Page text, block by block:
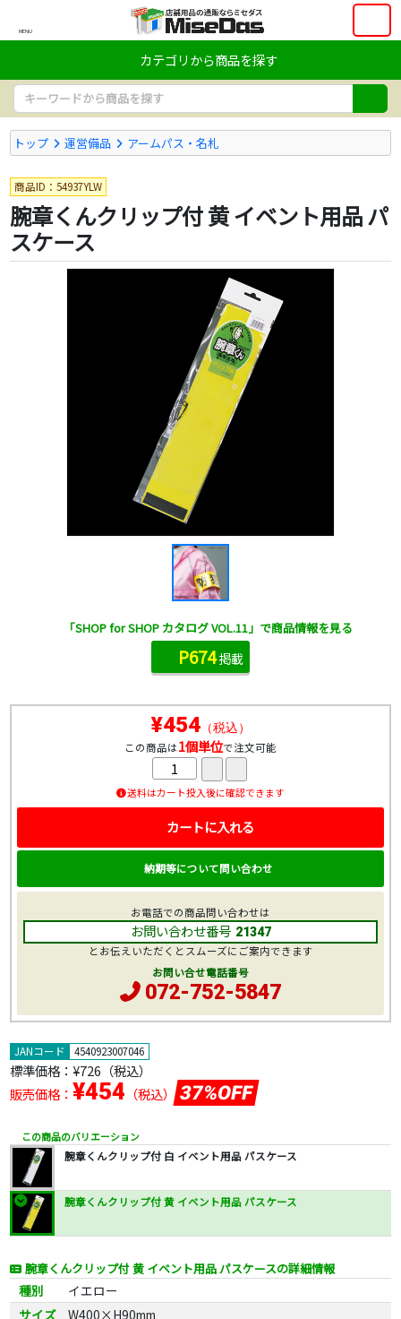
MENU
カテゴリから商品を探す
トップ 運営備品 アームパス・名札
商品ID：54937YLW
腕章くんクリップ付 黄 イベント用品 パ
スケース
JANコード 4540923007046
標準価格： ¥726 （税込）
販売価格： ¥454 （税込） 37%OFF
この商品のバリエーション
腕章くんクリップ付 白 イベント用品 パスケース
腕章くんクリップ付 黄 イベント用品 パスケース
腕章くんクリップ付 黄 イベント用品 パスケースの詳細情報
種別
イエロー
サイズ
W400×H90mm
¥454（税込）
この商品は1個単位で注文可能
送料はカート投入後に確認できます
カートに入れる
納期等について問い合わせ
お電話での商品問い合わせは
お問い合わせ番号 21347
とお伝えいただくとスムーズにご案内できます
お問い合せ電話番号
072-752-5847
「SHOP for SHOP カタログ VOL.11」で商品情報を見る
P674掲載